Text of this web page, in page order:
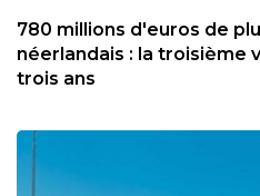
780 millions d'euros de
néerlandais : la troisième
trois ans